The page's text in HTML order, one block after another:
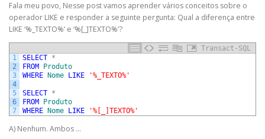
Fala meu povo, Nesse post vamos aprender vários conceitos sobre o
operador LIKE e responder a seguinte pergunta: Qual a diferença entre
LIKE ‘%_TEXTO%’ e ‘%[_]TEXTO%’?
Transact-SQL
1
2
3
4
5
6
7
SELECT *
FROM
Produto
WHERE
Nome LIKE '%_TEXTO%'
SELECT *
FROM
Produto
WHERE
Nome LIKE '%[_]TEXTO%'
A) Nenhum. Ambos …